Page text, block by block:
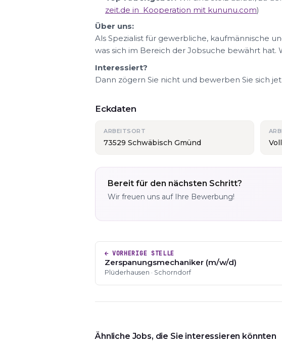
zeit.de in Kooperation mit kununu.com)
Über uns:
Als Spezialist für gewerbliche, kaufmännische
was sich im Bereich der Jobsuche bewährt hat.
Interessiert?
Dann zögern Sie nicht und bewerben Sie sich
Eckdaten
ARBEITSORT
73529 Schwäbisch Gmünd
Bereit für den nächsten Schritt?
Wir freuen uns auf Ihre Bewerbung!
← VORHERIGE STELLE
Zerspanungsmechaniker (m/w/d)
Plüderhausen · Schorndorf
Ähnliche Jobs, die Sie interessieren könnten